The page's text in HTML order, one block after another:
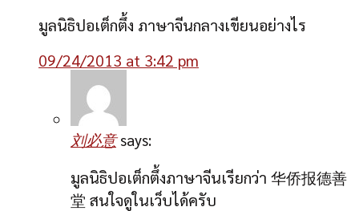
มูลนิธิปอเต็กตึ้ง ภาษาจีนกลางเขียนอย่างไร
09/24/2013 at 3:42 pm
刘必意 says:
มูลนิธิปอเต็กตึ้งภาษาจีนเรียกว่า 华侨报德善
堂 สนใจดูในเว็บได้ครับ